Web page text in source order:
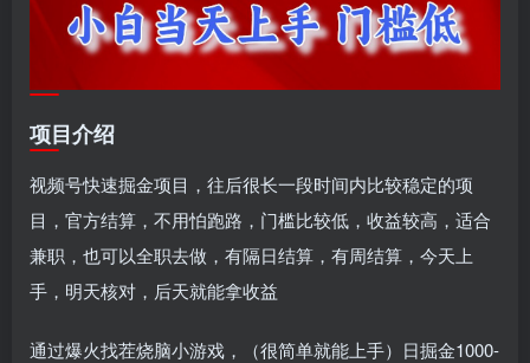
项目介绍
视频号快速掘金项目，往后很长一段时间内比较稳定的项
目，官方结算，不用怕跑路，门槛比较低，收益较高，适合
兼职，也可以全职去做，有隔日结算，有周结算，今天上
手，明天核对，后天就能拿收益
通过爆火找茬烧脑小游戏，（很简单就能上手）日掘金1000-